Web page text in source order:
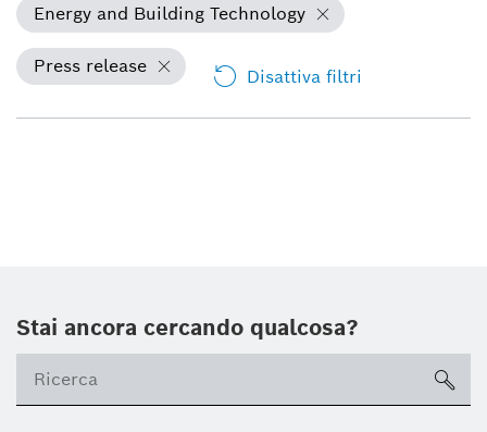
Energy and Building Technology
Press release Disattiva filtri
Stai ancora cercando qualcosa?